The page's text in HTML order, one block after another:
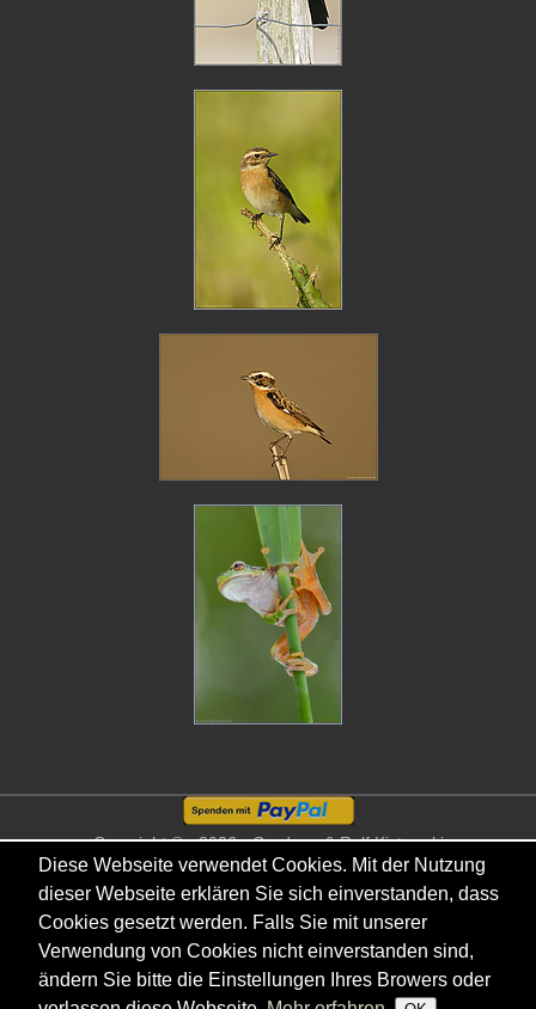
Copyright © - 2026 - Gordana & Ralf Kistowski
Diese Webseite verwendet Cookies. Mit der Nutzung
dieser Webseite erklären Sie sich einverstanden, dass
Cookies gesetzt werden. Falls Sie mit unserer
Verwendung von Cookies nicht einverstanden sind,
ändern Sie bitte die Einstellungen Ihres Browers oder